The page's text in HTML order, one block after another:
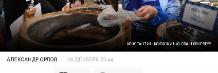
КОНСТАНТИН КОКОШКИН/GLOBALLOOKPRESS
АЛЕКСАНДР ОРЛОВ 26 ДЕКАБРЯ 20:44